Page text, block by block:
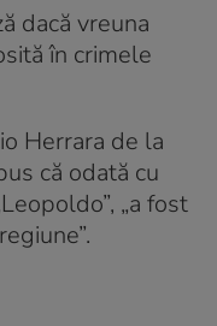
dacă vreuna
în crimele
Herrara de la
că odată cu
„a fost